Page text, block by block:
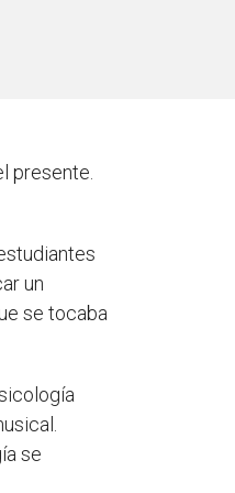
presente.
un
se tocaba
se